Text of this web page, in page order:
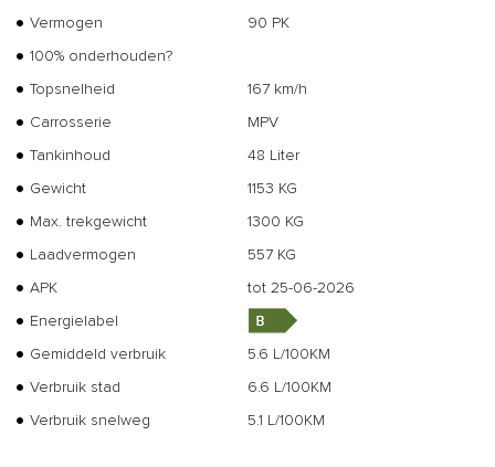
Vermogen
90 PK
100% onderhouden?
Topsnelheid
167 km/h
Carrosserie
MPV
Tankinhoud
48 Liter
Gewicht
1153 KG
Max. trekgewicht
1300 KG
Laadvermogen
557 KG
APK
tot 25-06-2026
Energielabel
Gemiddeld verbruik
5.6 L/100KM
Verbruik stad
6.6 L/100KM
Verbruik snelweg
5.1 L/100KM